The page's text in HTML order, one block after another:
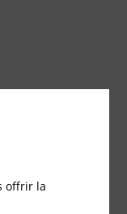
offrir la